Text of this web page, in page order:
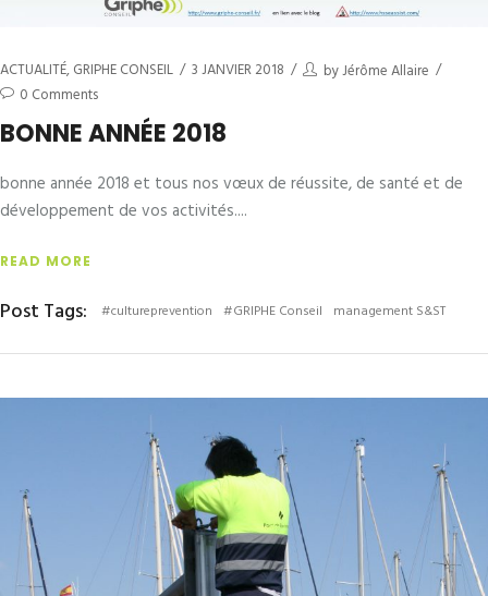
ACTUALITÉ,GRIPHE CONSEIL 3 JANVIER 2018 byJérôme Allaire
0 Comments
BONNE ANNÉE 2018
bonne année 2018 et tous nos vœux de réussite, de santé et de
développement de vos activités.
READ MORE
Post Tags: #cultureprevention #GRIPHE Conseil management S&ST